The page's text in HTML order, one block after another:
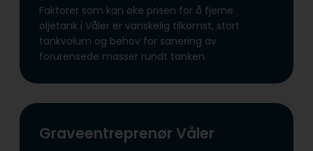
Faktorer som kan øke prisen for å fjerne
oljetank i Våler er vanskelig tilkomst, stort
tankvolum og behov for sanering av
forurensede masser rundt tanken.
Graveentreprenør Våler